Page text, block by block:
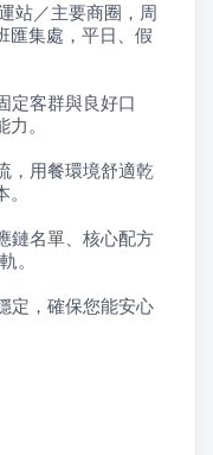
站／主要商圈，周
匯集處，平日、假
定客群與良好口
。
，用餐環境舒適乾
鏈名單、核心配方
。
定，確保您能安心